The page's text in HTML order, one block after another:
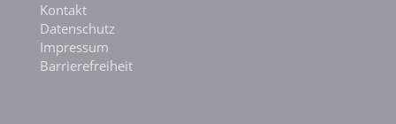
Kontakt
Datenschutz
Impressum
Barrierefreiheit